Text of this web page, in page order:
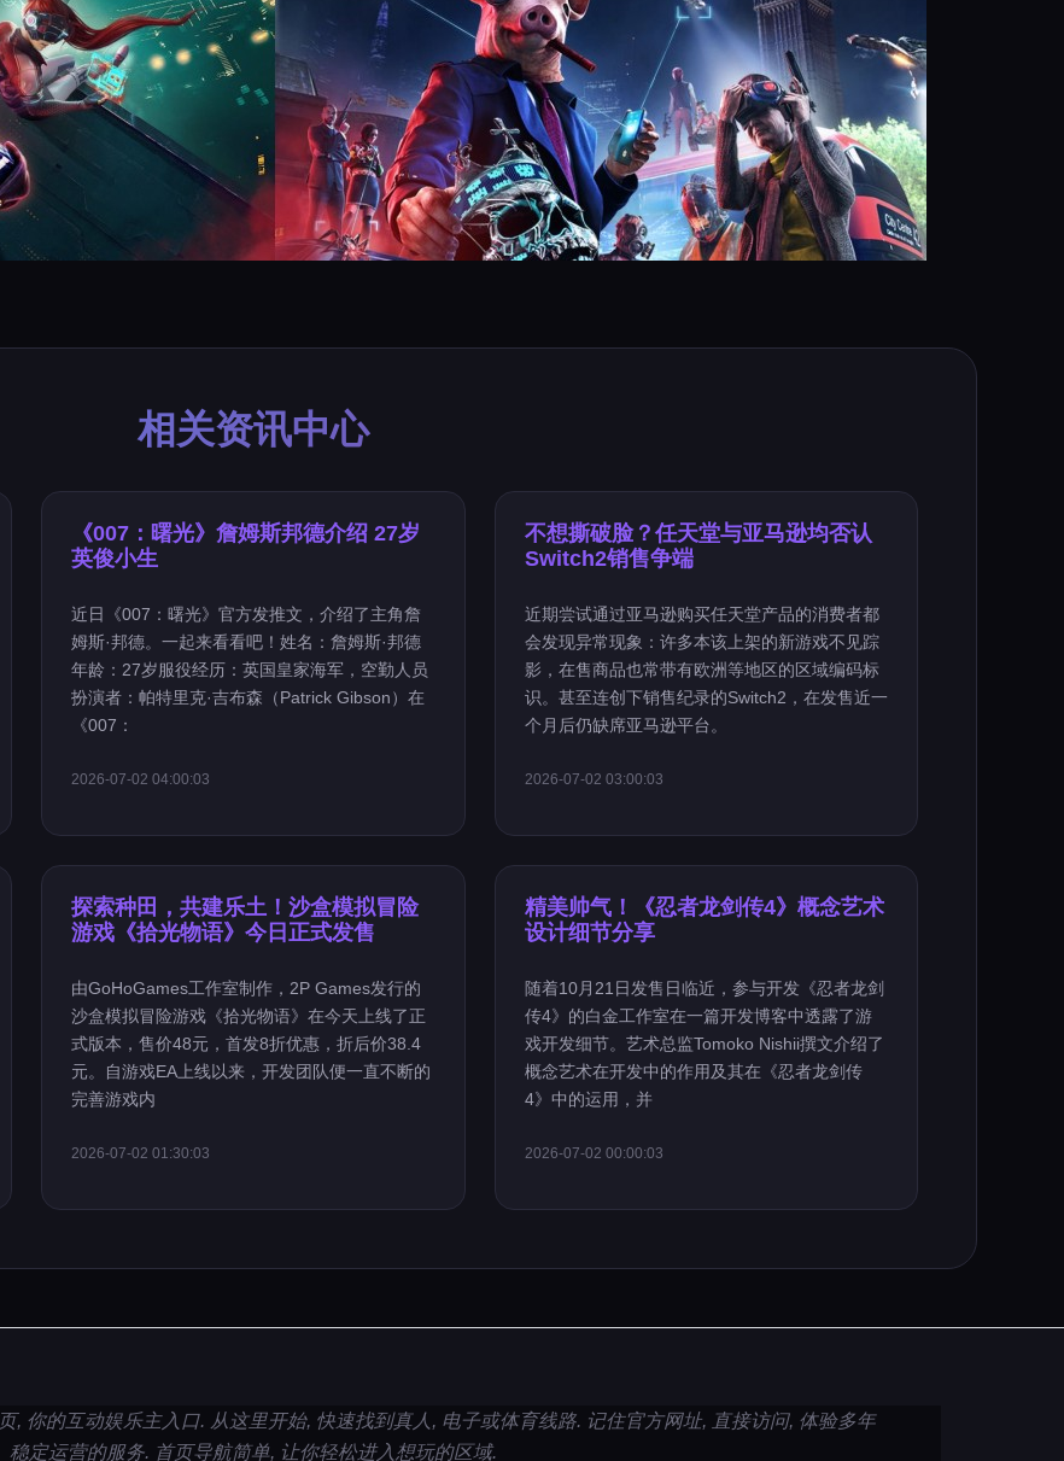
相关资讯中心
《007：曙光》詹姆斯邦德介绍 27岁
英俊小生
近日《007：曙光》官方发推文，介绍了主角詹
姆斯·邦德。一起来看看吧！姓名：詹姆斯·邦德
年龄：27岁服役经历：英国皇家海军，空勤人员
扮演者：帕特里克·吉布森（Patrick Gibson）在
《007：
2026-07-02 04:00:03
不想撕破脸？任天堂与亚马逊均否认
Switch2销售争端
近期尝试通过亚马逊购买任天堂产品的消费者都
会发现异常现象：许多本该上架的新游戏不见踪
影，在售商品也常带有欧洲等地区的区域编码标
识。甚至连创下销售纪录的Switch2，在发售近一
个月后仍缺席亚马逊平台。
2026-07-02 03:00:03
探索种田，共建乐土！沙盒模拟冒险
游戏《拾光物语》今日正式发售
由GoHoGames工作室制作，2P Games发行的
沙盒模拟冒险游戏《拾光物语》在今天上线了正
式版本，售价48元，首发8折优惠，折后价38.4
元。自游戏EA上线以来，开发团队便一直不断的
完善游戏内
2026-07-02 01:30:03
精美帅气！《忍者龙剑传4》概念艺术
设计细节分享
随着10月21日发售日临近，参与开发《忍者龙剑
传4》的白金工作室在一篇开发博客中透露了游
戏开发细节。艺术总监Tomoko Nishii撰文介绍了
概念艺术在开发中的作用及其在《忍者龙剑传
4》中的运用，并
2026-07-02 00:00:03
, 你的互动娱乐主入口. 从这里开始, 快速找到真人, 电子或体育线路. 记住官方网址, 直接访问, 体验多年
稳定运营的服务. 首页导航简单, 让你轻松进入想玩的区域.